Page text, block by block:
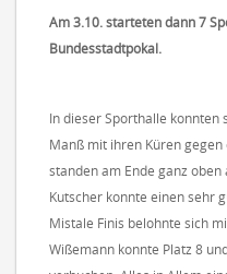
Am 3.10. starteten dann 7
Bundesstadtpokal.
In dieser Sporthalle konnten
Manß mit ihren Küren
standen am Ende ganz
Kutscher konnte einen sehr
Mistale Finis belohnte sich
Wißemann konnte Platz 8